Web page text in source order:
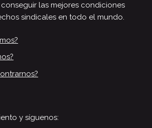
las mejores condiciones
sindicales en todo el mundo.
y síguenos: